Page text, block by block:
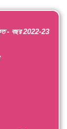
- বছর 2022-23